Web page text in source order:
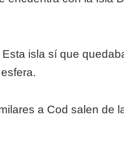
Esta isla sí que
a Cod salen de